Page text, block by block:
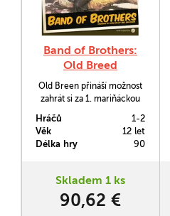
Band of Brothers:
Old Breed
Old Breen přináší možnost
zahrát si za 1. mariňáckou
Brothers. Ta je specifická
tím, že nevyužívá žádné
tabulky.
Hráčů
1-2
Věk
12 let
Délka hry
90
Skladem 1 ks
90,62 €